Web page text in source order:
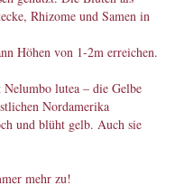
Rhizome und Samen in
Höhen von 1-2m erreichen.
lutea – die Gelbe
Nordamerika
und blüht gelb. Auch sie
mehr zu!